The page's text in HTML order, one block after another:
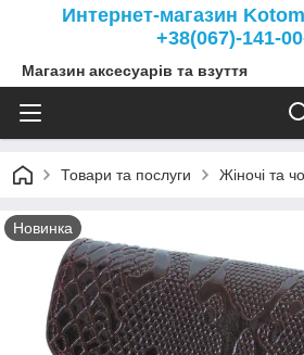
Интернет-магазин
+38(067)-141-
Магазин аксесуарів та взуття
Товари та послуги Жіночі та
Новинка